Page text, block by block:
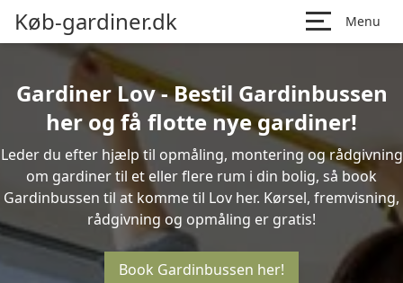
Køb-gardiner.dk Menu
Gardiner Lov - Bestil Gardinbussen
her og få flotte nye gardiner!
Leder du efter hjælp til opmåling, montering og rådgivning
om gardiner til et eller flere rum i din bolig, så book
Gardinbussen til at komme til Lov her. Kørsel, fremvisning,
rådgivning og opmåling er gratis!
Book Gardinbussen her!